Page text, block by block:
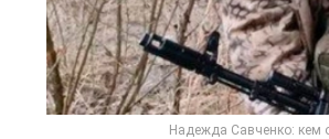
Надежда Савченко: кем